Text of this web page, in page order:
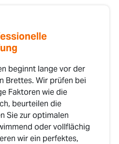
beginnt lange vor der
Brettes. Wir prüfen bei
Faktoren wie die
beurteilen die
Sie zur optimalen
oder vollflächig
wir ein perfektes,